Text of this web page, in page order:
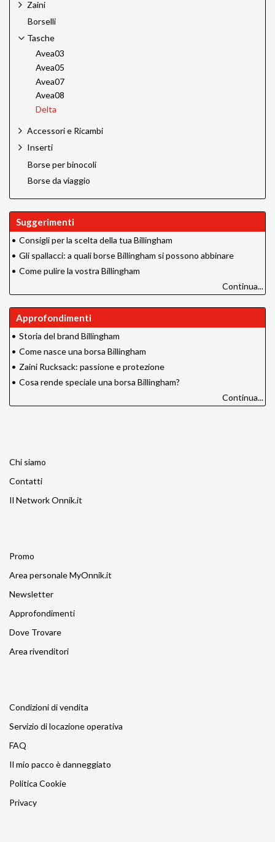
Zaini
Borselli
Tasche
Avea03
Avea05
Avea07
Avea08
Delta
Accessori e Ricambi
Inserti
Borse per binocoli
Borse da viaggio
Suggerimenti
• Consigli per la scelta della tua Billingham
• Gli spallacci: a quali borse Billingham si possono abbinare
• Come pulire la vostra Billingham
Continua...
Approfondimenti
• Storia del brand Billingham
• Come nasce una borsa Billingham
• Zaini Rucksack: passione e protezione
• Cosa rende speciale una borsa Billingham?
Continua...
Chi siamo
Contatti
Il Network Onnik.it
Promo
Area personale MyOnnik.it
Newsletter
Approfondimenti
Dove Trovare
Area rivenditori
Condizioni di vendita
Servizio di locazione operativa
FAQ
Il mio pacco è danneggiato
Politica Cookie
Privacy